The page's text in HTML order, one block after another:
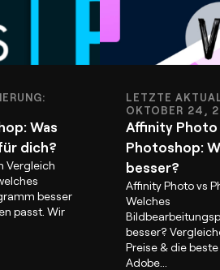
Was
dich?
Vergleich
besser
passt. Wir
LETZTE
OKTOBER 24,
Affinity Photo
Photoshop:
besser?
Affinity Photo vs
Welches
besser?
Preise & die
Adobe...